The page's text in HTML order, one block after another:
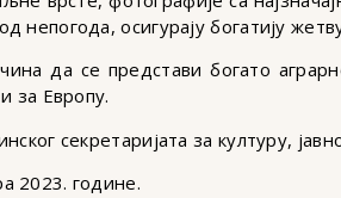
непогода, осигурају богатију
да се представи богато
за Европу.
секретаријата за културу,
2023. године.